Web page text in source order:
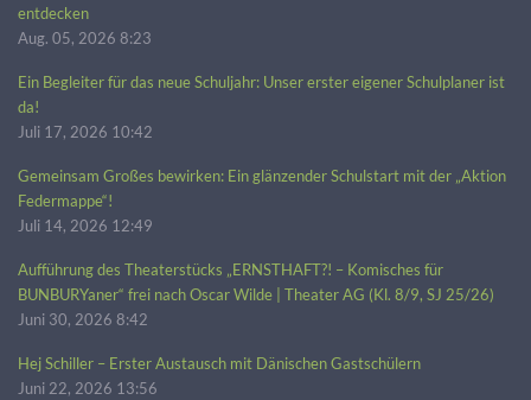
entdecken
Aug. 05, 2026 8:23
Ein Begleiter für das neue Schuljahr: Unser erster eigener Schulplaner ist
da!
Juli 17, 2026 10:42
Gemeinsam Großes bewirken: Ein glänzender Schulstart mit der „Aktion
Federmappe“!
Juli 14, 2026 12:49
Aufführung des Theaterstücks „ERNSTHAFT?! – Komisches für
BUNBURYaner“ frei nach Oscar Wilde | Theater AG (Kl. 8/9, SJ 25/26)
Juni 30, 2026 8:42
Hej Schiller – Erster Austausch mit Dänischen Gastschülern
Juni 22, 2026 13:56